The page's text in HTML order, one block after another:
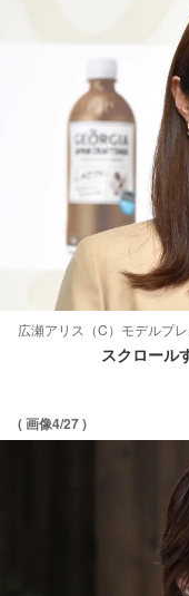
広瀬アリス（C）モデルプレ
スクロール
( 画像4/27 )